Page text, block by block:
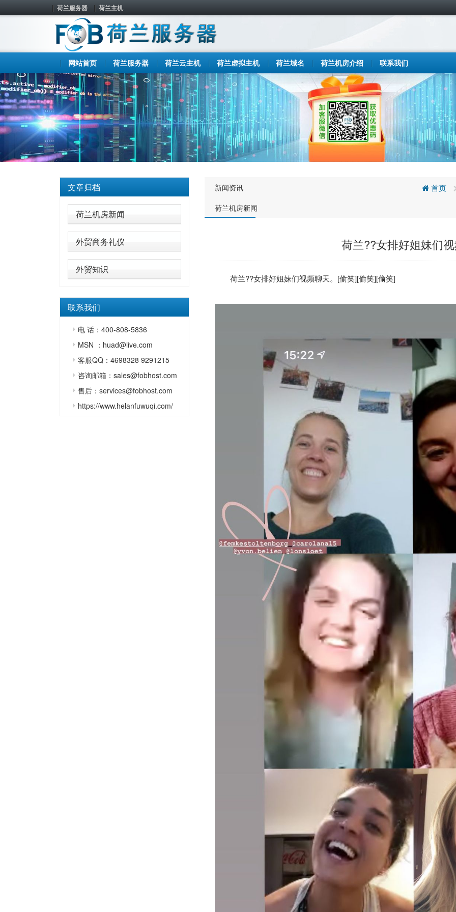
荷兰服务器 荷兰主机
网站首页 荷兰服务器 荷兰云主机 荷兰虚拟主机 荷兰域名 荷兰机房介绍 联系我们
文章归档
荷兰机房新闻
外贸商务礼仪
外贸知识
联系我们
电 话：400-808-5836
MSN ：huad@live.com
客服QQ：4698328 9291215
咨询邮箱：sales@fobhost.com
售后：services@fobhost.com
https://www.helanfuwuqi.com/
新闻资讯
荷兰机房新闻
首页
荷兰??女排好姐妹们
荷兰??女排好姐妹们视频聊天。[偷笑][偷笑][偷笑]